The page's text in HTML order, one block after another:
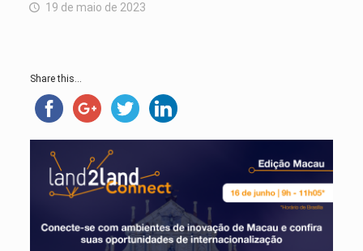
19 de maio de 2023
Share this...